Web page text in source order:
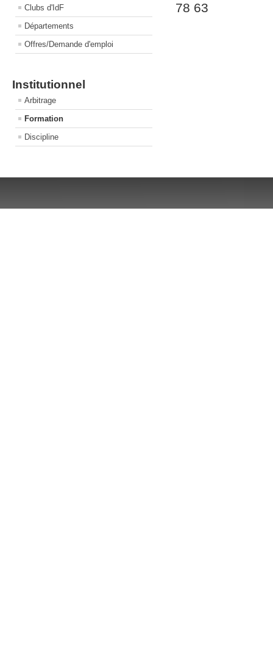
Clubs d'IdF
Départements
Offres/Demande d'emploi
Institutionnel
Arbitrage
Formation
Discipline
78 63